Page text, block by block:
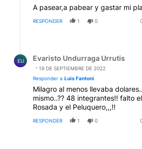
A pasear,a pabear y gastar mi
RESPONDER 1 0
EU Evaristo Undurraga Urrutis
19 DE SEPTIEMBRE DE 2022
Responder a Luis Fantoni
Milagro al menos llevaba
mismo..?? 48 integrantes!! falto
Rosada y el Peluquero,,,!!
RESPONDER 1 0